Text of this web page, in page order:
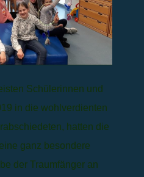
Schülerinnen und
in die wohlverdienten
hatten die
ganz besondere
der Traumfänger an